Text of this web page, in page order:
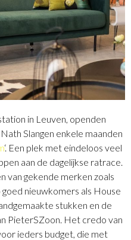
in Leuven, openden
Slangen enkele maanden
‘. Een plek met eindeloos veel
aan de dagelijkse ratrace.
van gekende merken zoals
nieuwkomers als House
stukken en de
PieterSZoon. Het credo van
ieders budget, die met